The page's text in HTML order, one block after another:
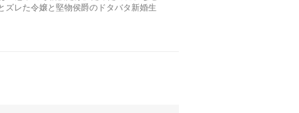
ズレた令嬢と堅物侯爵のドタバタ新婚生